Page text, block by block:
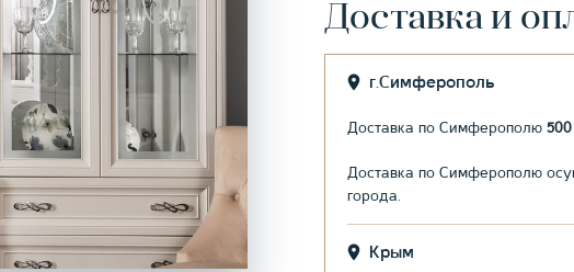
Доставка и
г.Симферополь
Доставка по Симферополю
Доставка по Симферополю
города.
Крым